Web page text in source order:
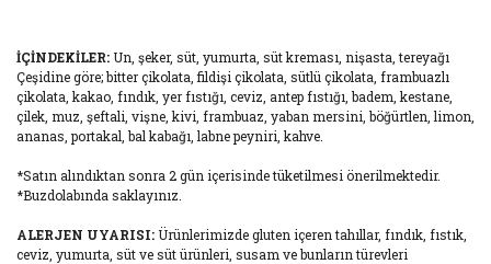
İÇİNDEKİLER: Un, şeker, süt, yumurta, süt kreması, nişasta, tereyağı
Çeşidine göre; bitter çikolata, fildişi çikolata, sütlü çikolata, frambuazlı
çikolata, kakao, fındık, yer fıstığı, ceviz, antep fıstığı, badem, kestane,
çilek, muz, şeftali, vişne, kivi, frambuaz, yaban mersini, böğürtlen, limon,
ananas, portakal, bal kabağı, labne peyniri, kahve.
*Satın alındıktan sonra 2 gün içerisinde tüketilmesi önerilmektedir.
*Buzdolabında saklayınız.
ALERJEN UYARISI: Ürünlerimizde gluten içeren tahıllar, fındık, fıstık,
ceviz, yumurta, süt ve süt ürünleri, susam ve bunların türevleri